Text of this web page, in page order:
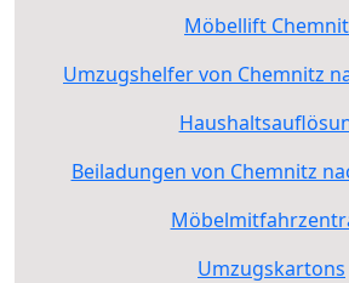
Möbellift
Umzugshelfer von Chemnitz
Beiladungen von Chemnitz
Umzugskartons